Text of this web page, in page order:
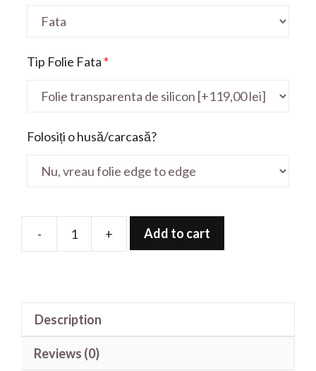
Tip Folie Fata *
Folosiți o husă/carcasă?
-
Folie
+ Add to cart
Description
Reviews (0)